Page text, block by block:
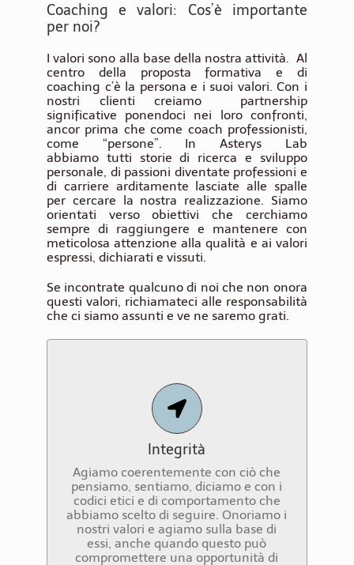
Coaching e valori: Cos’è importante
per noi?
I valori sono alla base della nostra attività. Al
centro della proposta formativa e di
coaching c’è la persona e i suoi valori. Con i
nostri clienti creiamo partnership
significative ponendoci nei loro confronti,
ancor prima che come coach professionisti,
come “persone”. In Asterys Lab
abbiamo tutti storie di ricerca e sviluppo
personale, di passioni diventate professioni e
di carriere arditamente lasciate alle spalle
per cercare la nostra realizzazione. Siamo
orientati verso obiettivi che cerchiamo
sempre di raggiungere e mantenere con
meticolosa attenzione alla qualità e ai valori
espressi, dichiarati e vissuti.
Se incontrate qualcuno di noi che non onora
questi valori, richiamateci alle responsabilità
che ci siamo assunti e ve ne saremo grati.
Integrità
Agiamo coerentemente con ciò che
pensiamo, sentiamo, diciamo e con i
codici etici e di comportamento che
abbiamo scelto di seguire. Onoriamo i
nostri valori e agiamo sulla base di
essi, anche quando questo può
compromettere una opportunità di
Cerchiamo ogni giorno di agire
onestamente e con il pieno rispetto
per ogni essere umano.
Per noi è importante essere “fair” nelle
decisioni che prendiamo, specialmente
quando queste decisioni possono avere
un impatto su altri esseri umani.
Nelle interazioni tra di noi, con i nostri
colleghi e con i nostri clienti e contatti,
ci impegniamo a rispondere in modo